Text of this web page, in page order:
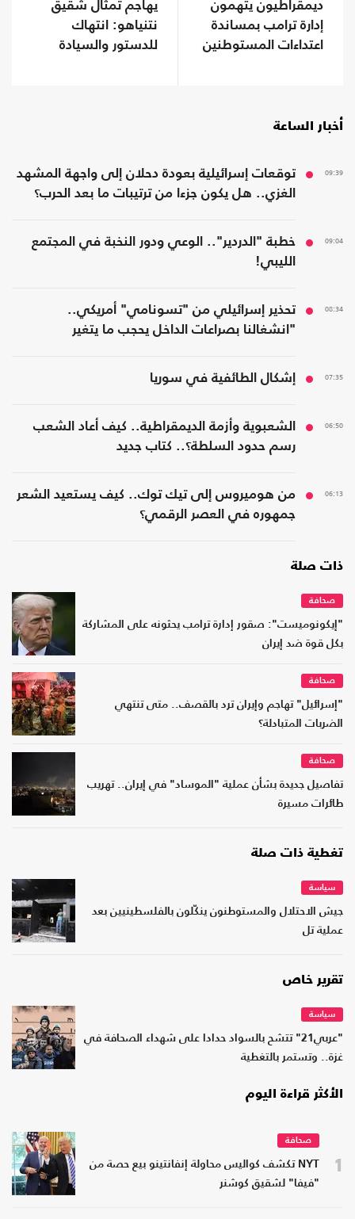
ديمقراطيون يتهمون
إدارة ترامب بمساندة
اعتداءات المستوطنين
يهاجم تمثال شقيق
نتنياهو: انتهاك
للدستور والسيادة
أخبار الساعة
09:39
توقعات إسرائيلية بعودة دحلان إلى واجهة المشهد
الغزي.. هل يكون جزءا من ترتيبات ما بعد الحرب؟
09:04
خطبة "الدردير".. الوعي ودور النخبة في المجتمع
الليبي!
08:34
تحذير إسرائيلي من "تسونامي" أمريكي..
"انشغالنا بصراعات الداخل يحجب ما يتغير
07:35 إشكال الطائفية في سوريا
06:50
الشعبوية وأزمة الديمقراطية.. كيف أعاد الشعب
رسم حدود السلطة؟.. كتاب جديد
06:13
من هوميروس إلى تيك توك.. كيف يستعيد الشعر
جمهوره في العصر الرقمي؟
ذات صلة
صحافة
"إيكونوميست": صقور إدارة ترامب يحثونه على المشاركة
بكل قوة ضد إيران
صحافة
"إسرائيل" تهاجم وإيران ترد بالقصف.. متى تنتهي
الضربات المتبادلة؟
صحافة
تفاصيل جديدة بشأن عملية "الموساد" في إيران.. تهريب
طائرات مسيرة
تغطية ذات صلة
سياسة
جيش الاحتلال والمستوطنون ينكّلون بالفلسطينيين بعد
عملية تل
تقرير خاص
سياسة
"عربي21" تتشح بالسواد حدادا على شهداء الصحافة في
غزة.. وتستمر بالتغطية
الأكثر قراءة اليوم
1
صحافة
NYT تكشف كواليس محاولة إنفانتينو بيع حصة من
"فيفا" لشقيق كوشنر